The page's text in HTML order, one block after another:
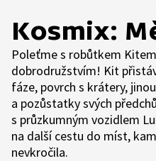
Kosmix:
Poleťme s robůtkem
dobrodružstvím! Kit
fáze, povrch s krátery,
a pozůstatky svých
s průzkumným vozidlem
na další cestu do míst,
nevkročila.